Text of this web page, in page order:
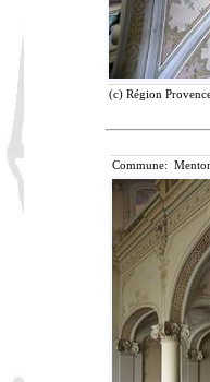
(c) Région
Commune: